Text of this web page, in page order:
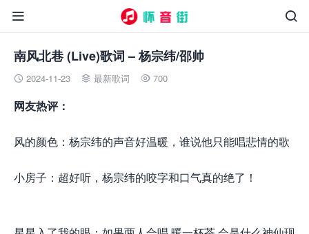


南风北巷 (Live)歌词 – 杨宗纬/邵帅
 2024-11-23  最新歌词  700
网友热评：
风的颜色：杨宗纬的声音好温暖，谁说他只能唱悲情的歌
小房子：超好听，杨宗纬的咬字和口气真的绝了！